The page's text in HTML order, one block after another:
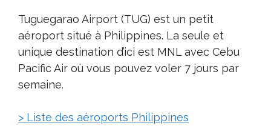
Tuguegarao Airport (TUG) est un petit
aéroport situé à Philippines. La seule et
unique destination d’ici est MNL avec Cebu
Pacific Air où vous pouvez voler 7 jours par
semaine.
> Liste des aéroports Philippines